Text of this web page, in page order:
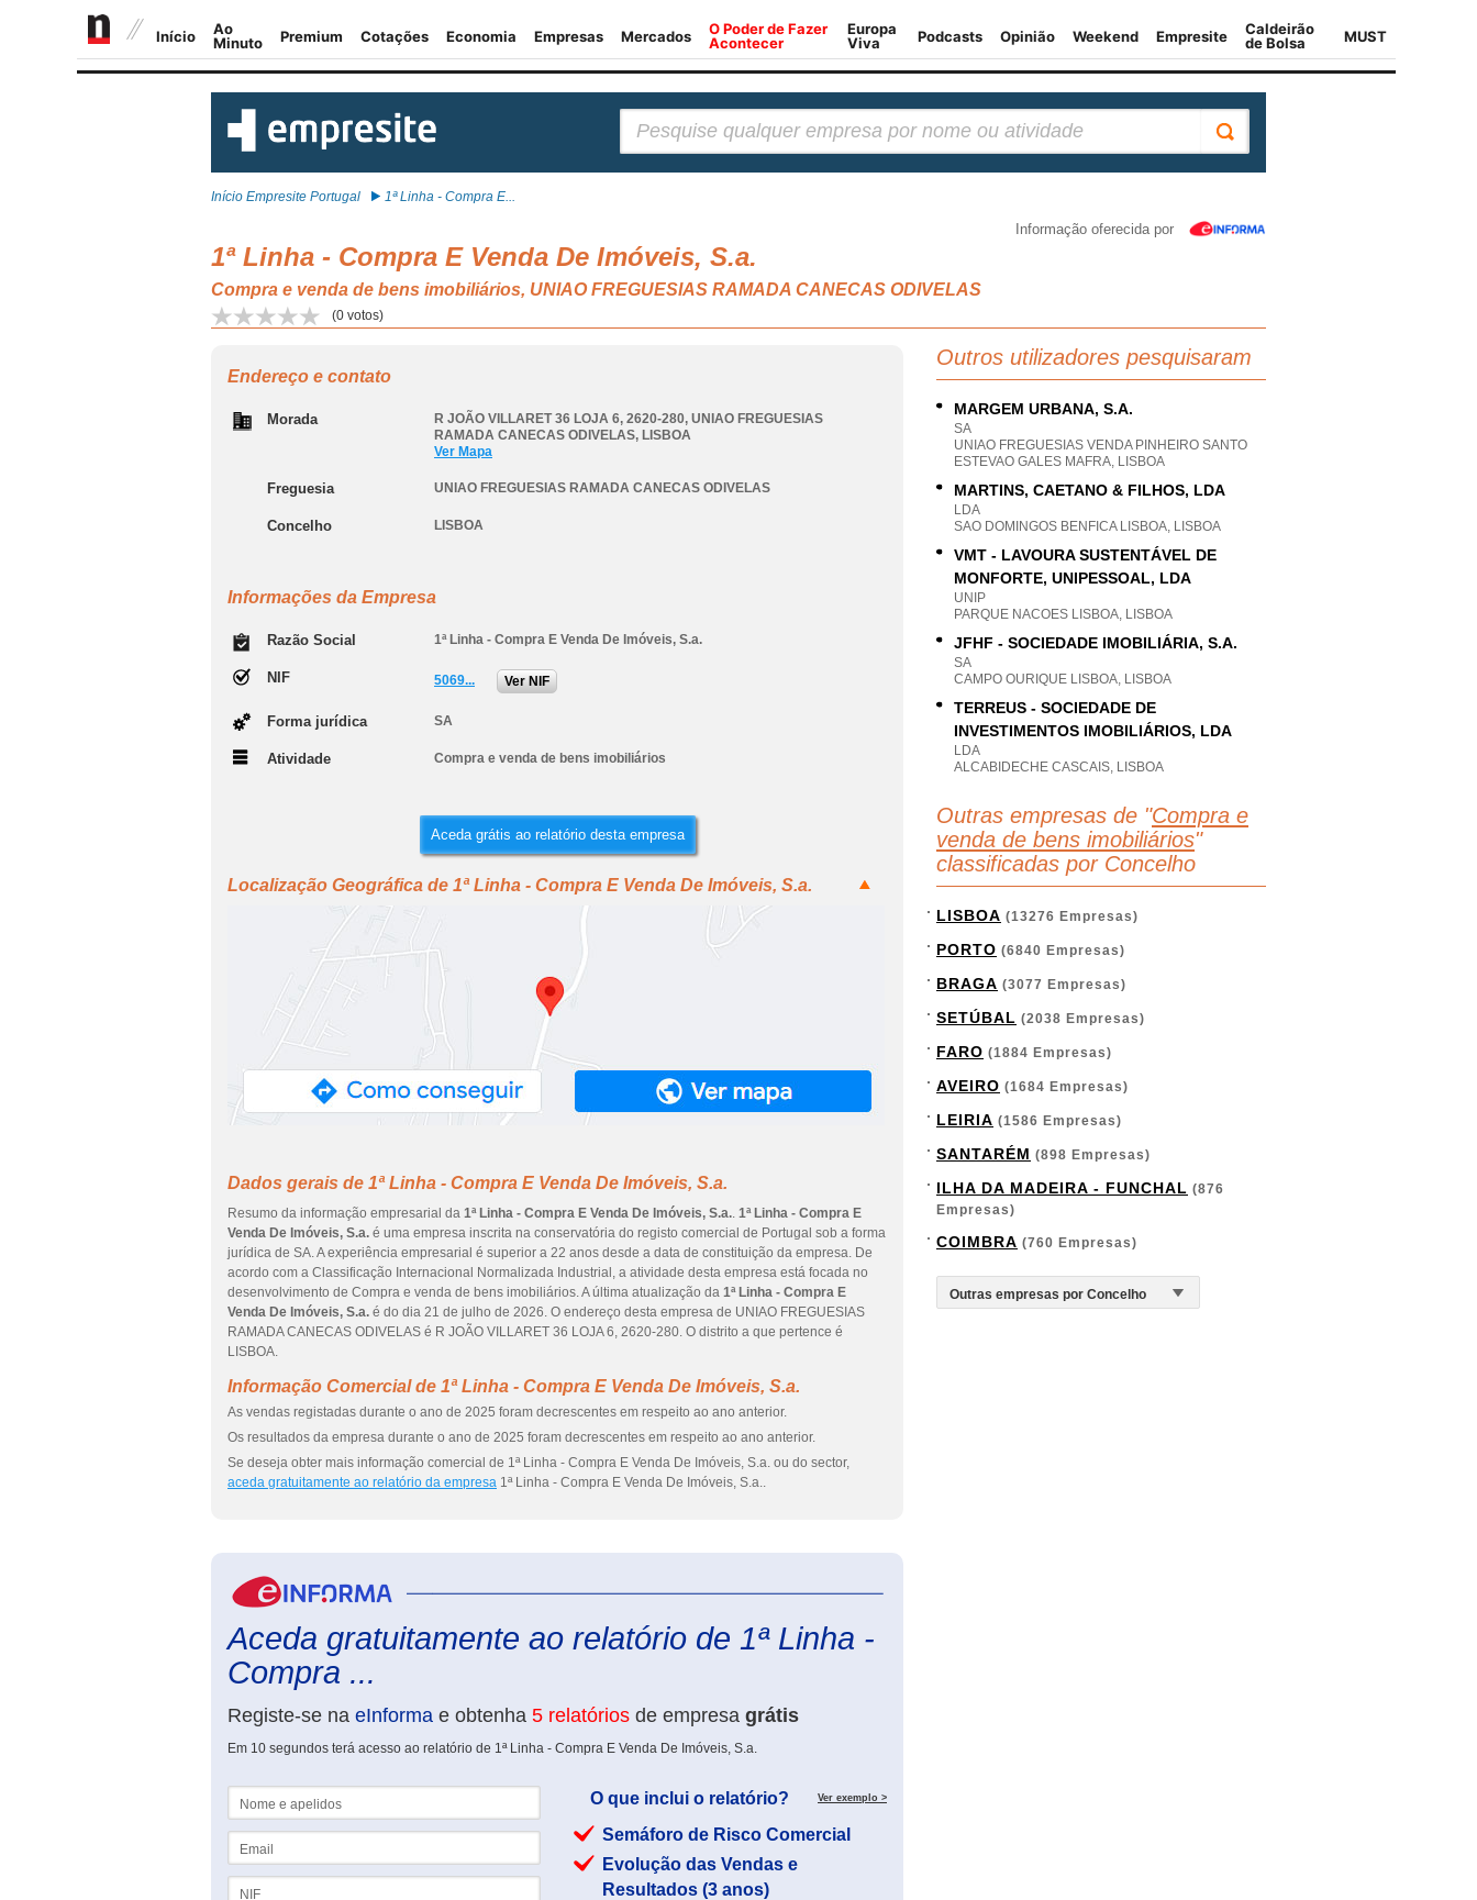
Início Empresite Portugal 1ª Linha - Compra E...
Informação oferecida por
1ª Linha - Compra E Venda De Imóveis, S.a.
Compra e venda de bens imobiliários, UNIAO FREGUESIAS RAMADA CANECAS ODIVELAS
(0 votos)
Endereço e contato
Morada R JOÃO VILLARET 36 LOJA 6, 2620-280, UNIAO FREGUESIAS
RAMADA CANECAS ODIVELAS, LISBOA
Ver Mapa
Freguesia UNIAO FREGUESIAS RAMADA CANECAS ODIVELAS
Concelho LISBOA
Informações da Empresa
Razão Social 1ª Linha - Compra E Venda De Imóveis, S.a.
NIF 5069... Ver NIF
Forma jurídica SA
Atividade Compra e venda de bens imobiliários
Aceda grátis ao relatório desta empresa
Localização Geográfica de 1ª Linha - Compra E Venda De Imóveis, S.a.
Dados gerais de 1ª Linha - Compra E Venda De Imóveis, S.a.
Resumo da informação empresarial da 1ª Linha - Compra E Venda De Imóveis, S.a.. 1ª Linha - Compra E
Venda De Imóveis, S.a. é uma empresa inscrita na conservatória do registo comercial de Portugal sob a forma
jurídica de SA. A experiência empresarial é superior a 22 anos desde a data de constituição da empresa. De
acordo com a Classificação Internacional Normalizada Industrial, a atividade desta empresa está focada no
desenvolvimento de Compra e venda de bens imobiliários. A última atualização da 1ª Linha - Compra E
Venda De Imóveis, S.a. é do dia 21 de julho de 2026. O endereço desta empresa de UNIAO FREGUESIAS
RAMADA CANECAS ODIVELAS é R JOÃO VILLARET 36 LOJA 6, 2620-280. O distrito a que pertence é
LISBOA.
Informação Comercial de 1ª Linha - Compra E Venda De Imóveis, S.a.
As vendas registadas durante o ano de 2025 foram decrescentes em respeito ao ano anterior.
Os resultados da empresa durante o ano de 2025 foram decrescentes em respeito ao ano anterior.
Se deseja obter mais informação comercial de 1ª Linha - Compra E Venda De Imóveis, S.a. ou do sector,
aceda gratuitamente ao relatório da empresa 1ª Linha - Compra E Venda De Imóveis, S.a..
Aceda gratuitamente ao relatório de 1ª Linha -
Compra ...
Registe-se na eInforma e obtenha 5 relatórios de empresa grátis
Em 10 segundos terá acesso ao relatório de 1ª Linha - Compra E Venda De Imóveis, S.a.
O que inclui o relatório? Ver exemplo >
Semáforo de Risco Comercial
Evolução das Vendas e
Resultados (3 anos)
Outros utilizadores pesquisaram
MARGEM URBANA, S.A.
SA
UNIAO FREGUESIAS VENDA PINHEIRO SANTO
ESTEVAO GALES MAFRA, LISBOA
MARTINS, CAETANO & FILHOS, LDA
LDA
SAO DOMINGOS BENFICA LISBOA, LISBOA
VMT - LAVOURA SUSTENTÁVEL DE
MONFORTE, UNIPESSOAL, LDA
UNIP
PARQUE NACOES LISBOA, LISBOA
JFHF - SOCIEDADE IMOBILIÁRIA, S.A.
SA
CAMPO OURIQUE LISBOA, LISBOA
TERREUS - SOCIEDADE DE
INVESTIMENTOS IMOBILIÁRIOS, LDA
LDA
ALCABIDECHE CASCAIS, LISBOA
Outras empresas de "Compra e
venda de bens imobiliários"
classificadas por Concelho
LISBOA (13276 Empresas)
PORTO (6840 Empresas)
BRAGA (3077 Empresas)
SETÚBAL (2038 Empresas)
FARO (1884 Empresas)
AVEIRO (1684 Empresas)
LEIRIA (1586 Empresas)
SANTARÉM (898 Empresas)
ILHA DA MADEIRA - FUNCHAL (876
Empresas)
COIMBRA (760 Empresas)